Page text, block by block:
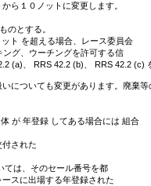
ら１０ノットに変更します。
のとする。
ト を超える場合、レース委員会
グ、ウーチングを許可する信
(a)、 RRS 42.2 (b)、 RRS 42.2 (c)
についても変更があります。廃棄
が 年登録 してある場合には 組合
された
ては、そのセール番号を都
スに出場する年登録された